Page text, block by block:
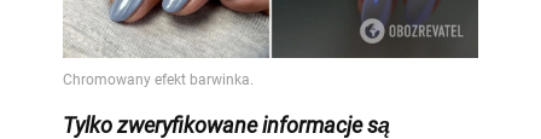
Tylko zweryfikowane informacje są